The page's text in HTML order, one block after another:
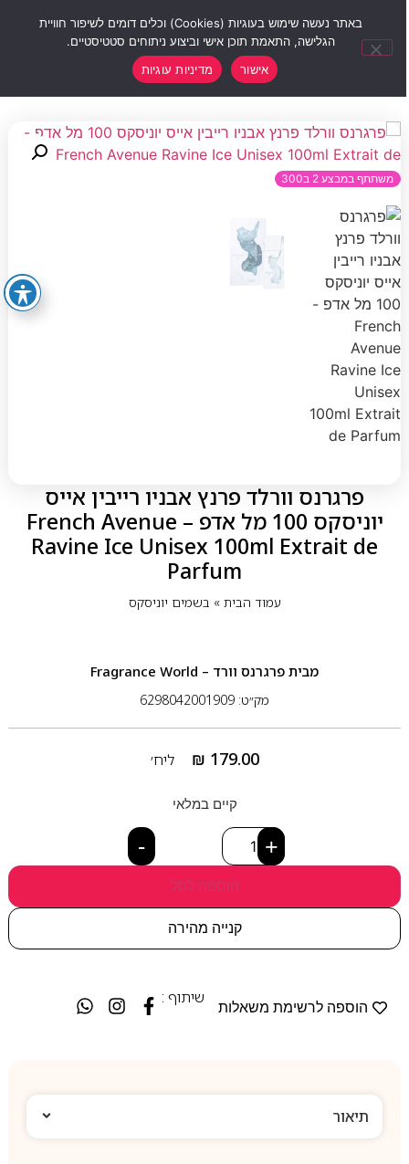
משתתף במבצע 2 ב300
פרגרנס וורלד פרנץ אבניו רייבין אייס
יוניסקס 100 מל אדפ – French Avenue
Ravine Ice Unisex 100ml Extrait de
Parfum
עמוד הבית» בשמים יוניסקס
מבית פרגרנס וורד – Fragrance World
מק״ט: 6298042001909
₪ 179.00 ליח׳
קיים במלאי
- +
הוספה לסל
קנייה מהירה
הוספה לרשימת משאלות
שיתוף :
תיאור
באתר נעשה שימוש בעוגיות (Cookies) וכלים דומים לשיפור חוויית
הגלישה, התאמת תוכן אישי וביצוע ניתוחים סטטיסטיים.
אישור
מדיניות עוגיות